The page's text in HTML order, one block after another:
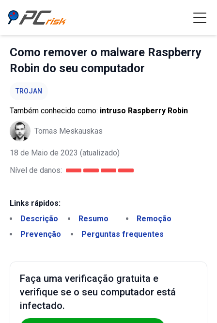
Como remover o malware Raspberry
Robin do seu computador
TROJAN
Também conhecido como: intruso Raspberry Robin
Tomas Meskauskas
18 de Maio de 2023 (atualizado)
Nível de danos:
Links rápidos:
Descrição
Resumo
Remoção
Prevenção
Perguntas frequentes
Faça uma verificação gratuita e
verifique se o seu computador está
infectado.